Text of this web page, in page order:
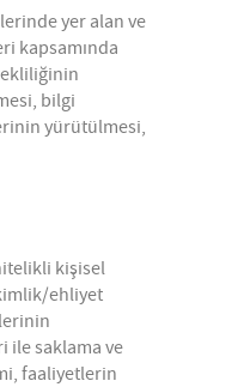
yer alan ve
kapsamında
bilgi
yürütülmesi,
kişisel
ehliyet
ile saklama ve
faaliyetlerin